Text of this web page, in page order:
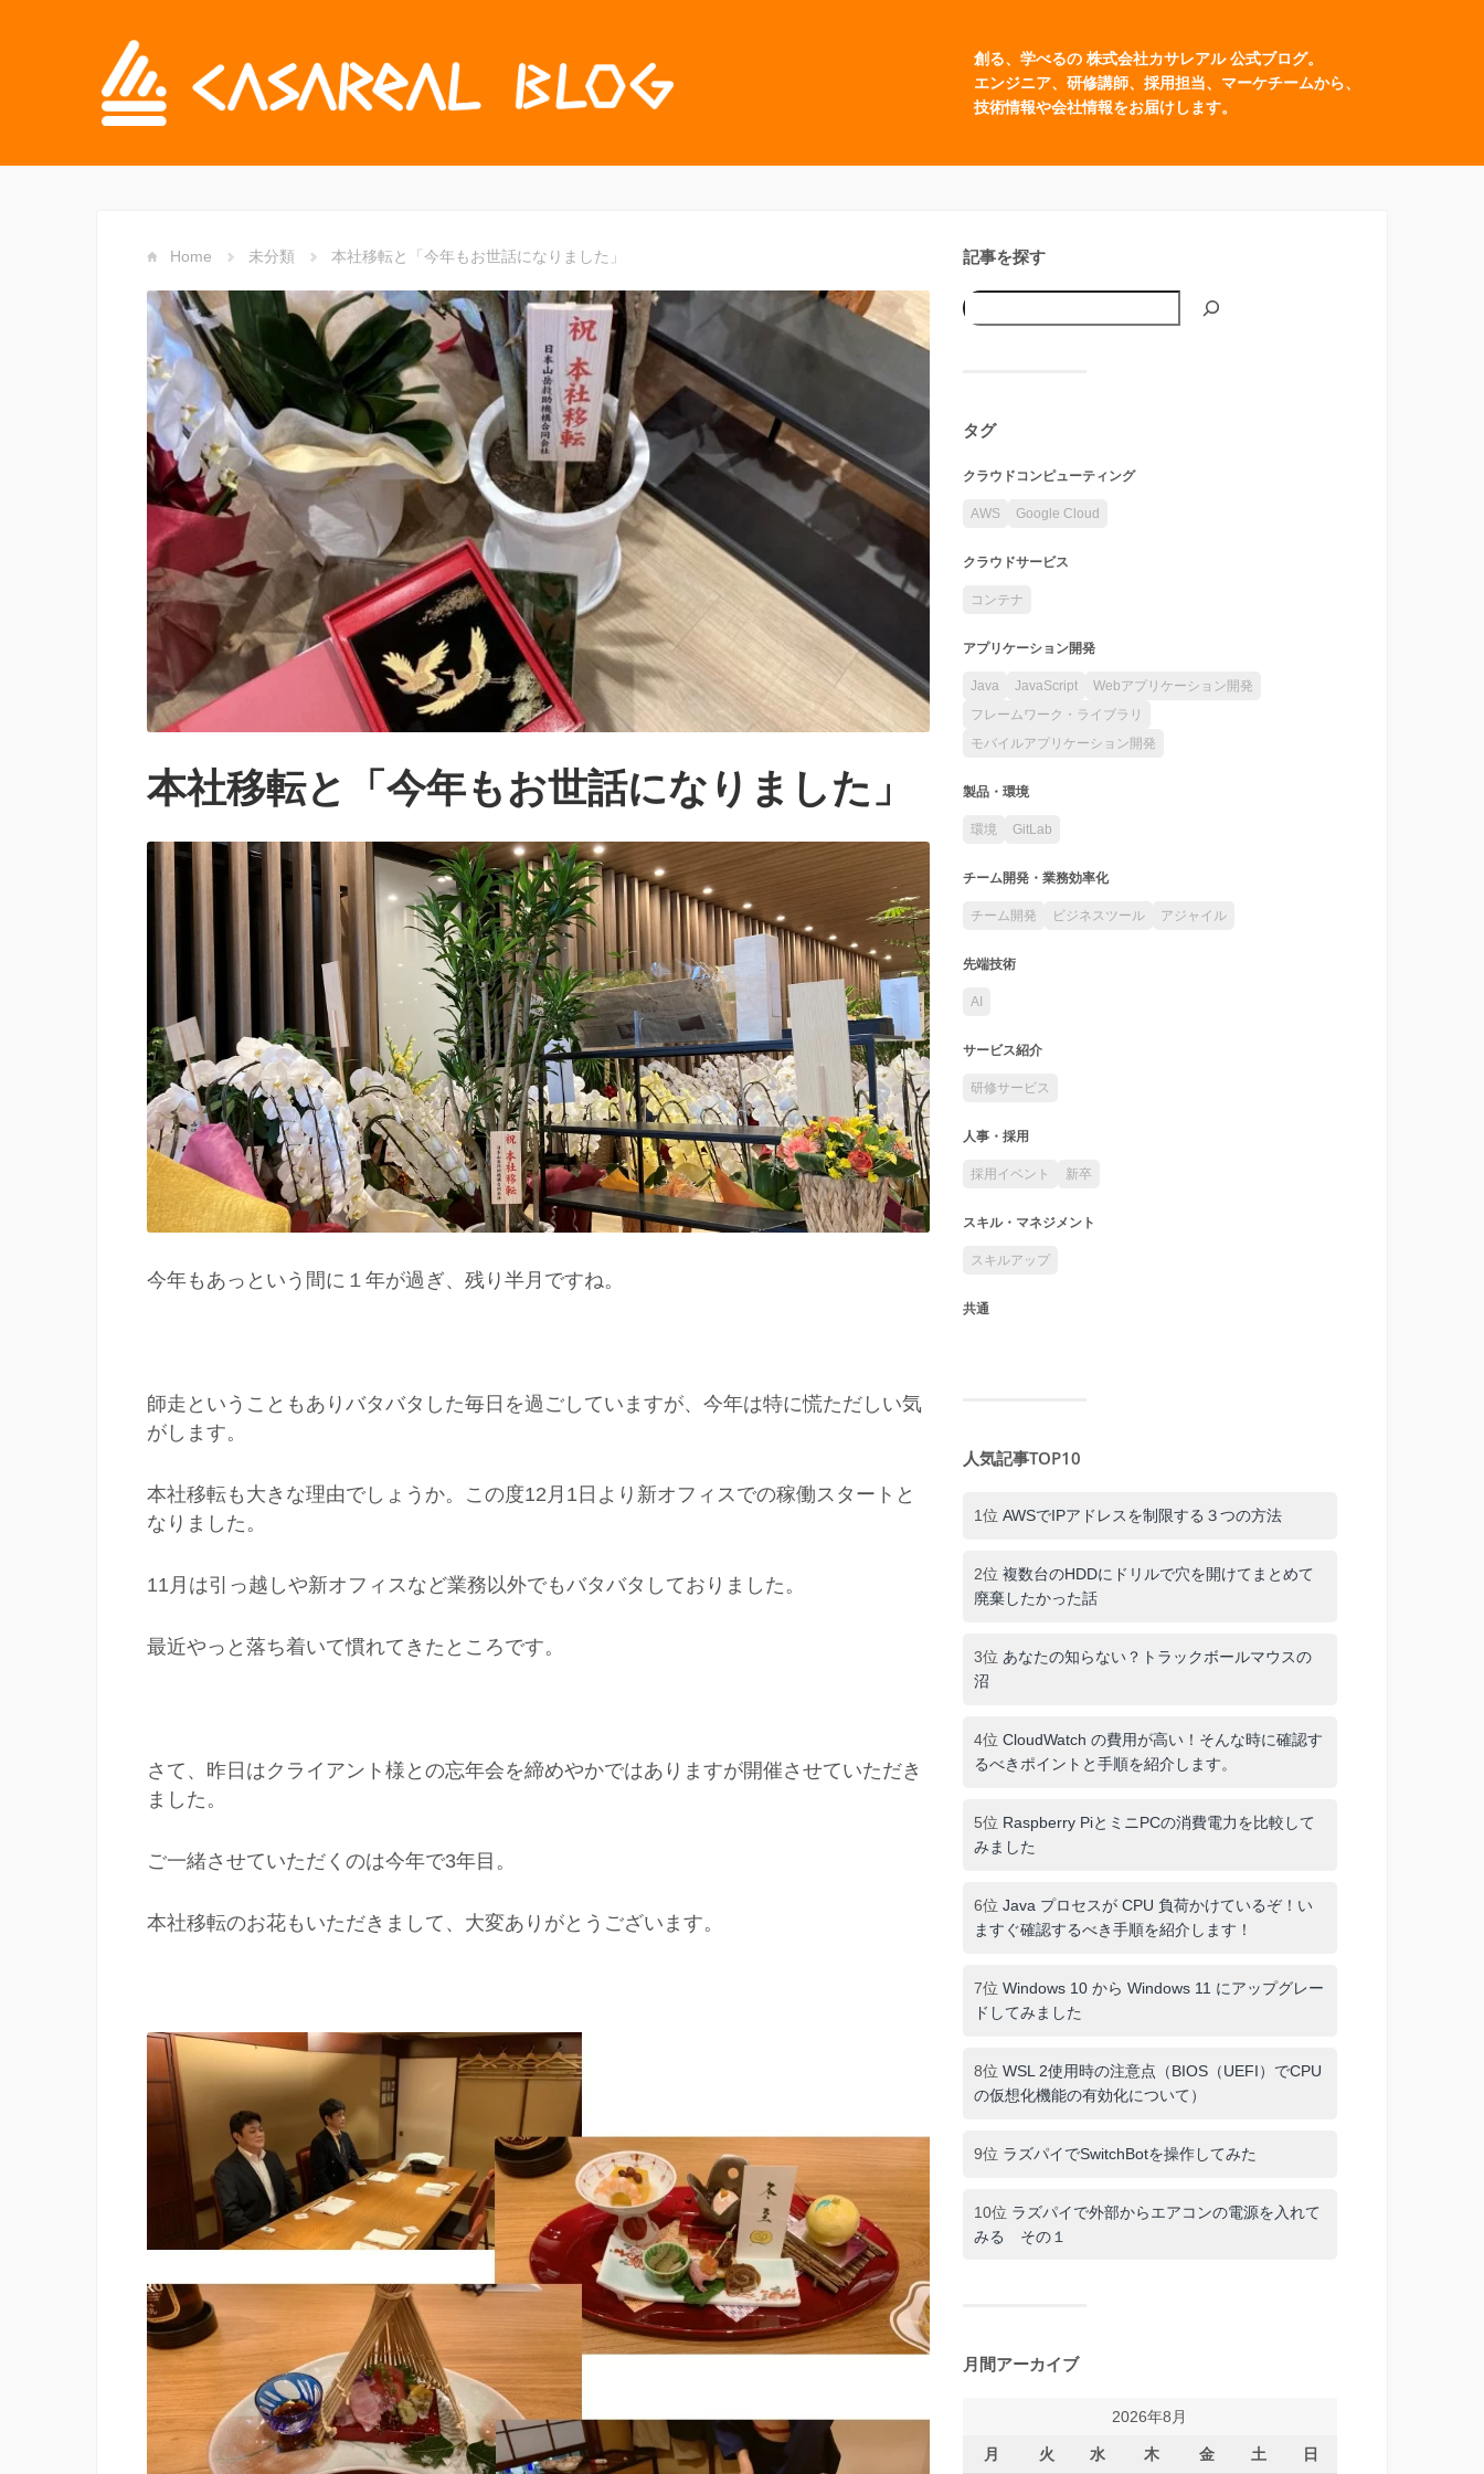
創る、学べるの 株式会社カサレアル 公式ブログ。
エンジニア、研修講師、採用担当、マーケチームから、
技術情報や会社情報をお届けします。
Home 未分類 本社移転と「今年もお世話になりました」
本社移転と「今年もお世話になりました」
今年もあっという間に１年が過ぎ、残り半月ですね。
師走ということもありバタバタした毎日を過ごしていますが、今年は特に慌ただしい気
がします。
本社移転も大きな理由でしょうか。この度12月1日より新オフィスでの稼働スタートと
なりました。
11月は引っ越しや新オフィスなど業務以外でもバタバタしておりました。
最近やっと落ち着いて慣れてきたところです。
さて、昨日はクライアント様との忘年会を締めやかではありますが開催させていただき
ました。
ご一緒させていただくのは今年で3年目。
本社移転のお花もいただきまして、大変ありがとうございます。
記事を探す
タグ
クラウドコンピューティング
AWS Google Cloud
クラウドサービス
コンテナ
アプリケーション開発
Java JavaScript
Webアプリケーション開発
フレームワーク・ライブラリ
モバイルアプリケーション開発
製品・環境
環境 GitLab
チーム開発・業務効率化
チーム開発 ビジネスツール アジャイル
先端技術
AI
サービス紹介
研修サービス
人事・採用
採用イベント 新卒
スキル・マネジメント
スキルアップ
共通
人気記事TOP10
1位 AWSでIPアドレスを制限する３つの方法
2位 複数台のHDDにドリルで穴を開けてまとめて
廃棄したかった話
3位 あなたの知らない？トラックボールマウスの
沼
4位 CloudWatch の費用が高い！そんな時に確認す
るべきポイントと手順を紹介します。
5位 Raspberry PiとミニPCの消費電力を比較して
みました
6位 Java プロセスが CPU 負荷かけているぞ！い
ますぐ確認するべき手順を紹介します！
7位 Windows 10 から Windows 11 にアップグレー
ドしてみました
8位 WSL 2使用時の注意点（BIOS（UEFI）でCPU
の仮想化機能の有効化について）
9位 ラズパイでSwitchBotを操作してみた
10位 ラズパイで外部からエアコンの電源を入れて
みる その１
月間アーカイブ
2026年8月
月 火 水 木 金 土 日